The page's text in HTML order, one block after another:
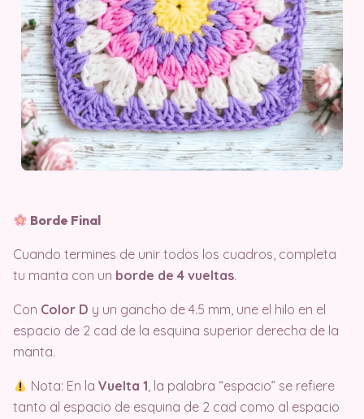
Borde Final
Cuando termines de unir todos los cuadros, completa
tu manta con un borde de 4 vueltas.
Con Color D y un gancho de 4.5 mm, une el hilo en el
espacio de 2 cad de la esquina superior derecha de la
manta.
Nota: En laVuelta 1, la palabra “espacio” se refiere
tanto al espacio de esquina de 2 cad como al espacio